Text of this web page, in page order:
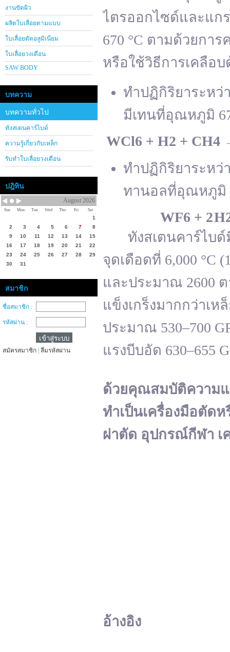
งานขัดผิว
ผลิตใบเลื่อยตามแบบ
ใบเลื่อยตัดอลูมิเนียม
ใบเลื่อยวงเดือน
SAW BODY
บทความ
บทความทั่วไป
ทังสเตนคาร์ไบด์
ความรู้เกี่ยวกับเหล็ก
รับทำใบเลื่อยวงเดือน
ปฎิทิน
August 2026
Sun Mon Tue Wed Thu Fri Sat
1
2
3 4 5 6 7
8
9
10 11 12 13 14
15
16
17 18 19 20 21
22
23
24 25 26 27 28
29
30
31
สมาชิก
ชื่อสมาชิก :
รหัสผ่าน :
สมัครสมาชิก ลืมรหัสผ่าน
ไตรออกไซด์และแก
670 °C ตามด้วยกา
หรือใช้วิธีการเคลือบ
ทำปฏิกิริยาระหว่
มีเทนที่อุณหภูมิ
WCl6 + H2 + CH4
ทำปฏิกิริยาระหว่
ทานอลที่อุณหภูมิ
WF6 + 2 H
ทังสเตนคาร์ไบด์มี
จุดเดือดที่ 6,000 °C
และประมาณ 2600
แข็งเกร็งมากกว่าเ
ประมาณ 530–700
แรงบีบอัด 630–655
ด้วยคุณสมบัติความแ
ทำเป็นเครื่องมือตัดห
ผ่าตัด อุปกรณ์กีฬา เ
อ้างอิง